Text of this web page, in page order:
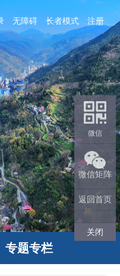
无障碍 长者模式 注册
专题专栏
微信
微信矩阵
返回首页
关闭